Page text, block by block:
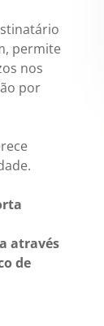
permite
nos
por
através
de